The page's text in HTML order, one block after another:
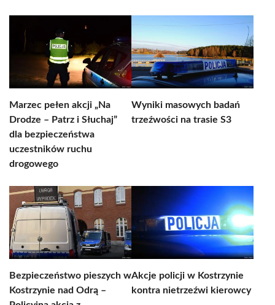
Marzec pełen akcji „Na
Drodze – Patrz i Słuchaj”
dla bezpieczeństwa
uczestników ruchu
drogowego
Wyniki masowych badań
trzeźwości na trasie S3
Bezpieczeństwo pieszych w
Kostrzynie nad Odrą –
Akcje policji w Kostrzynie
kontra nietrzeźwi kierowcy